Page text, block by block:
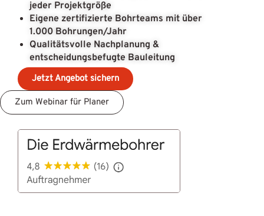
jeder Projektgröße
Eigene zertifizierte Bohrteams mit über
1.000 Bohrungen/Jahr
Qualitätsvolle Nachplanung &
entscheidungsbefugte Bauleitung
Jetzt Angebot sichern
Zum Webinar für Planer